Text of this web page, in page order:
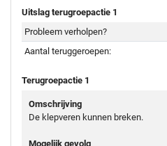
Uitslag terugroepactie 1
Probleem verholpen?
Aantal teruggeroepen:
Terugroepactie 1
Omschrijving
De klepveren kunnen breken.
Mogelijk gevolg